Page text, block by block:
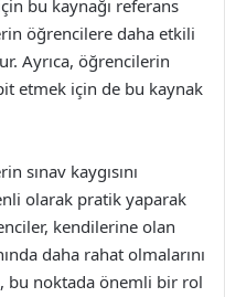
bu kaynağı referans
öğrencilere daha etkili
Ayrıca, öğrencilerin
etmek için de bu kaynak
sınav kaygısını
olarak pratik yaparak
kendilerine olan
daha rahat olmalarını
bu noktada önemli bir rol